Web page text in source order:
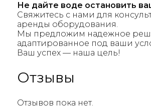
Не дайте воде остановить
Свяжитесь с нами для
аренды оборудования.
Мы предложим надежное
адаптированное под ваши
Ваш успех — наша цель!
Отзывы
Отзывов пока нет.